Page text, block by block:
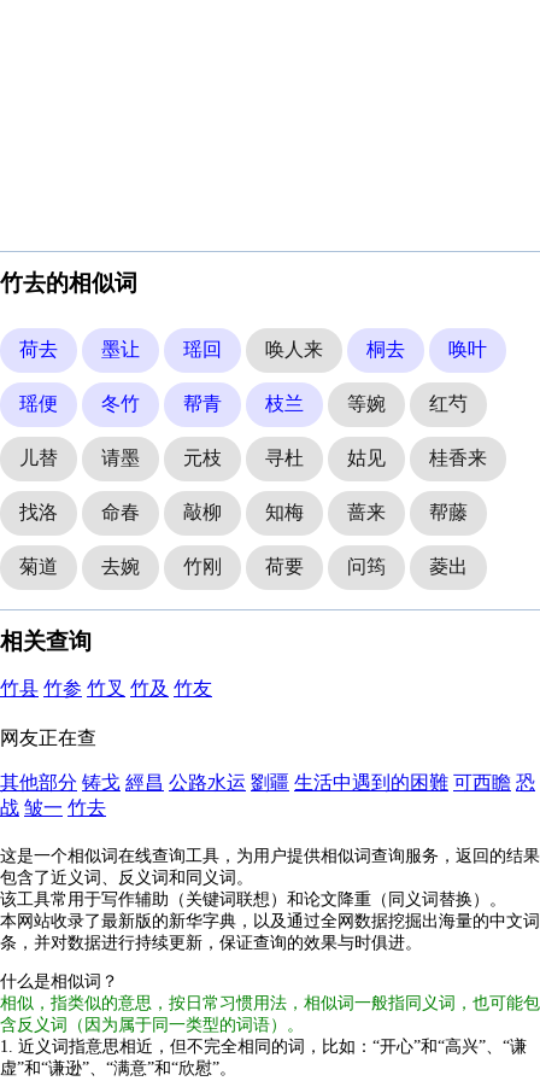
竹去的相似词
荷去 墨让 瑶回 唤人来 桐去 唤叶
瑶便 冬竹 帮青 枝兰 等婉 红芍
儿替 请墨 元枝 寻杜 姑见 桂香来
找洛 命春 敲柳 知梅 蔷来 帮藤
菊道 去婉 竹刚 荷要 问筠 菱出
相关查询
竹县 竹参 竹叉 竹及 竹友
网友正在查
其他部分 铸戈 經昌 公路水运 劉疆 生活中遇到的困難 可西瞻 恐
战 皱一 竹去
这是一个相似词在线查询工具，为用户提供相似词查询服务，返回的结果
包含了近义词、反义词和同义词。
该工具常用于写作辅助（关键词联想）和论文降重（同义词替换）。
本网站收录了最新版的新华字典，以及通过全网数据挖掘出海量的中文词
条，并对数据进行持续更新，保证查询的效果与时俱进。
什么是相似词？
相似，指类似的意思，按日常习惯用法，相似词一般指同义词，也可能包
含反义词（因为属于同一类型的词语）。
1. 近义词指意思相近，但不完全相同的词，比如：“开心”和“高兴”、“谦
虚”和“谦逊”、“满意”和“欣慰”。